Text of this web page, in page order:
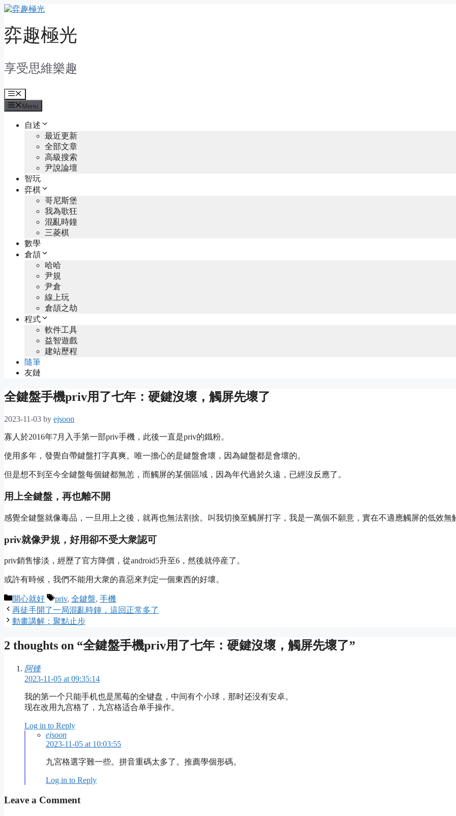
Skip
content
弈趣極光
享受思維樂趣
Menu
Menu
自述
最近更新
全部文章
高級搜索
尹說論壇
智玩
弈棋
哥尼斯堡
我為歌狂
混亂時鐘
三菱棋
數學
倉頡
哈哈
尹規
尹倉
線上玩
倉頡之劫
程式
軟件工具
益智遊戲
建站歷程
隨筆
友鏈
全鍵盤手機priv用了七年：硬鍵沒壞，觸屏先壞了
2023-11-03 by ejsoon
寡人於2016年7月入手第一部priv手機，此後一直是priv的鐵粉。
使用多年，發覺自帶鍵盤打字真爽。唯一擔心的是鍵盤會壞，因為鍵盤都是會壞的。
但是想不到至今全鍵盤每個鍵都無恙，而觸屏的某個區域，因為年代過於久遠，已經沒反應了。
用上全鍵盤，再也離不開
感覺全鍵盤就像毒品， 一旦用上之後，就再也無法割捨。叫我切換至觸屏打字，我是一萬個不願意，實在不適應觸屏的低效無
priv就像尹規，好用卻不受大衆認可
priv銷售慘淡，經歷了官方降價，從android5升至6，然後就停産了。
或許有時候，我們不能用大衆的喜惡來判定一個東西的好壞。
Categories
開心就好 Tags
priv, 全鍵盤, 手機
再徒手開了一局混亂時鐘，這回正常多了
動畫講解：聚點止步
2 thoughts on “全鍵盤手機priv用了七年：硬鍵沒壞，觸屏先壞了”
阿锋
2023-11-05 at 09:35:14
我的第一个只能手机也是黑莓的全键盘，中间有个小球，那时还没有安卓。
现在改用九宫格了，九宫格适合单手操作。
Log in to Reply
ejsoon
2023-11-05 at 10:03:55
九宮格選字難一些。拼音重碼太多了。推薦學個形碼。
Log in to Reply
Leave a Comment